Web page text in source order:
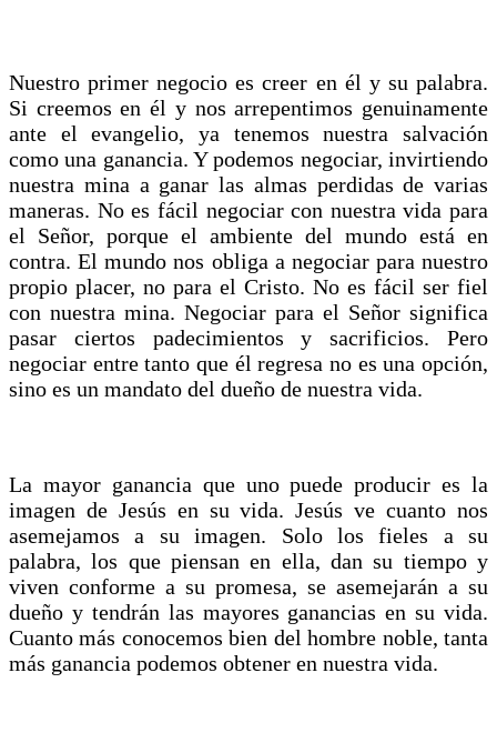
Nuestro primer negocio es creer en él y su palabra.
Si creemos en él y nos arrepentimos genuinamente
ante el evangelio, ya tenemos nuestra salvación
como una ganancia. Y podemos negociar, invirtiendo
nuestra mina a ganar las almas perdidas de varias
maneras. No es fácil negociar con nuestra vida para
el Señor, porque el ambiente del mundo está en
contra. El mundo nos obliga a negociar para nuestro
propio placer, no para el Cristo. No es fácil ser fiel
con nuestra mina. Negociar para el Señor significa
pasar ciertos padecimientos y sacrificios. Pero
negociar entre tanto que él regresa no es una opción,
sino es un mandato del dueño de nuestra vida.
La mayor ganancia que uno puede producir es la
imagen de Jesús en su vida. Jesús ve cuanto nos
asemejamos a su imagen. Solo los fieles a su
palabra, los que piensan en ella, dan su tiempo y
viven conforme a su promesa, se asemejarán a su
dueño y tendrán las mayores ganancias en su vida.
Cuanto más conocemos bien del hombre noble, tanta
más ganancia podemos obtener en nuestra vida.